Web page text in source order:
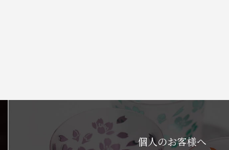
個人のお客様へ